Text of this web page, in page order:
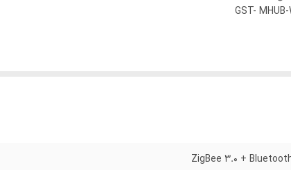
GST-
ZigBee 3.0 +